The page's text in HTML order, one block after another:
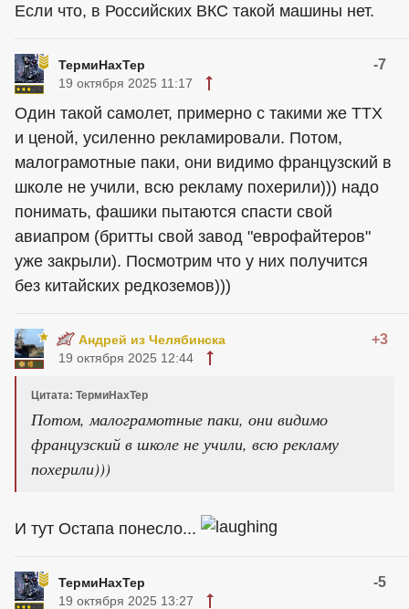
Если что, в Российских ВКС такой машины нет.
ТермиНахТер -7
19 октября 2025 11:17
Один такой самолет, примерно с такими же ТТХ
и ценой, усиленно рекламировали. Потом,
малограмотные паки, они видимо французский в
школе не учили, всю рекламу похерили))) надо
понимать, фашики пытаются спасти свой
авиапром (бритты свой завод "еврофайтеров"
уже закрыли). Посмотрим что у них получится
без китайских редкоземов)))
Андрей из Челябинска +3
19 октября 2025 12:44
Цитата: ТермиНахТер
Потом, малограмотные паки, они видимо
французский в школе не учили, всю рекламу
похерили)))
И тут Остапа понесло...
ТермиНахТер -5
19 октября 2025 13:27